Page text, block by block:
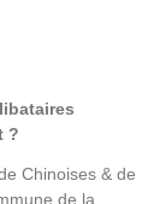
?
Chinoises & de
de la